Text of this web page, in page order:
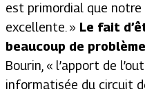
est primordial que
excellente. » Le fait
beaucoup de
Bourin, « l’apport de
informatisée du circuit